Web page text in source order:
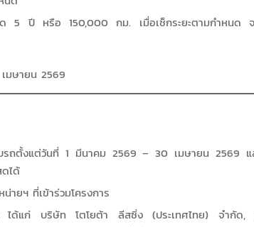
ด 5 ปี หรือ 150,000 กม. เมื่อเช็กระยะตามกำหนด จ
มษายน 2569
รถตั้งแต่วันที่ 1 มีนาคม 2569 – 30 เมษายน 2569 แล
ได้
ายฯ ที่เข้าร่วมโครงการ
ม ได้แก่ บริษัท โตโยต้า ลีสซิ่ง (ประเทศไทย) จำกัด,